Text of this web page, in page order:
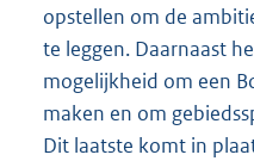
opstellen om de
te leggen. Daarnaast
mogelijkheid om een
maken en om
Dit laatste komt in